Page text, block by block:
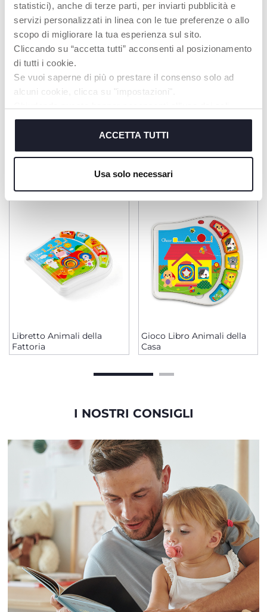
statistici), anche di terze parti, per inviarti pubblicità e
servizi personalizzati in linea con le tue preferenze o allo
scopo di migliorare la tua esperienza sul sito.
Cliccando su “accetta tutti” acconsenti al posizionamento
di tutti i cookie.
Se vuoi saperne di più o prestare il consenso solo ad
alcuni cookie, clicca su "impostazioni".
cookie tecnici, indispensabili per fruire del servizio
ACCETTA TUTTI
Usa solo necessari
Facile da trasportare :
grazie a una comoda
cinghia, il libro può
essere attaccato al
passeggino e portato
ovunque, rendendolo
perfetto per l'uso in
movimento
PRODOTTI CHE POTREBBERO
INTERESSARTI
Libretto Animali della
Fattoria
Gioco Libro Animali della
Casa
I NOSTRI CONSIGLI